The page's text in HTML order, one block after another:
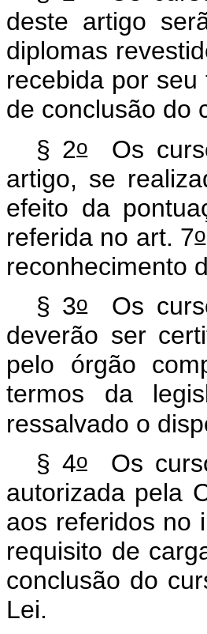
deste artigo
diplomas
recebida por
de conclusão do
§ 2oOs
artigo, se
efeito da
referida no art. 7o
reconhecimento
§ 3oOs
deverão ser
pelo órgão
termos da
ressalvado o
§ 4oOs
autorizada pela
aos referidos no
requisito de
conclusão do
Lei.